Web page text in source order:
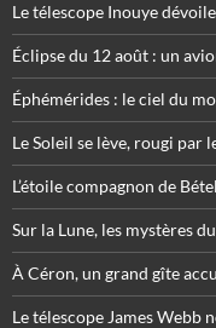
Le télescope Inouye
Éclipse du 12 août : un
Éphémérides : le ciel du
Le Soleil se lève, rougi par
L’étoile compagnon de
Sur la Lune, les mystères
À Céron, un grand gîte
Le télescope James Webb